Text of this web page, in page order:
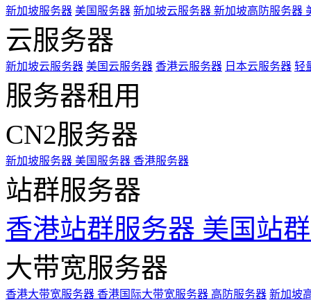
新加坡服务器 美国服务器 新加坡云服务器 新加坡高防服务器
云服务器
新加坡云服务器 美国云服务器 香港云服务器 日本云服务器 轻
服务器租用
CN2服务器
新加坡服务器 美国服务器 香港服务器
站群服务器
香港站群服务器 美国站
大带宽服务器
香港大带宽服务器 香港国际大带宽服务器 高防服务器 新加坡